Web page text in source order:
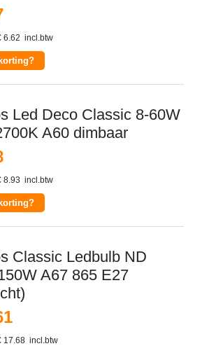
6.62 incl.btw
Led Deco Classic 8-60W
A60 dimbaar
8.93 incl.btw
Classic Ledbulb ND
A67 865 E27
17.68 incl.btw